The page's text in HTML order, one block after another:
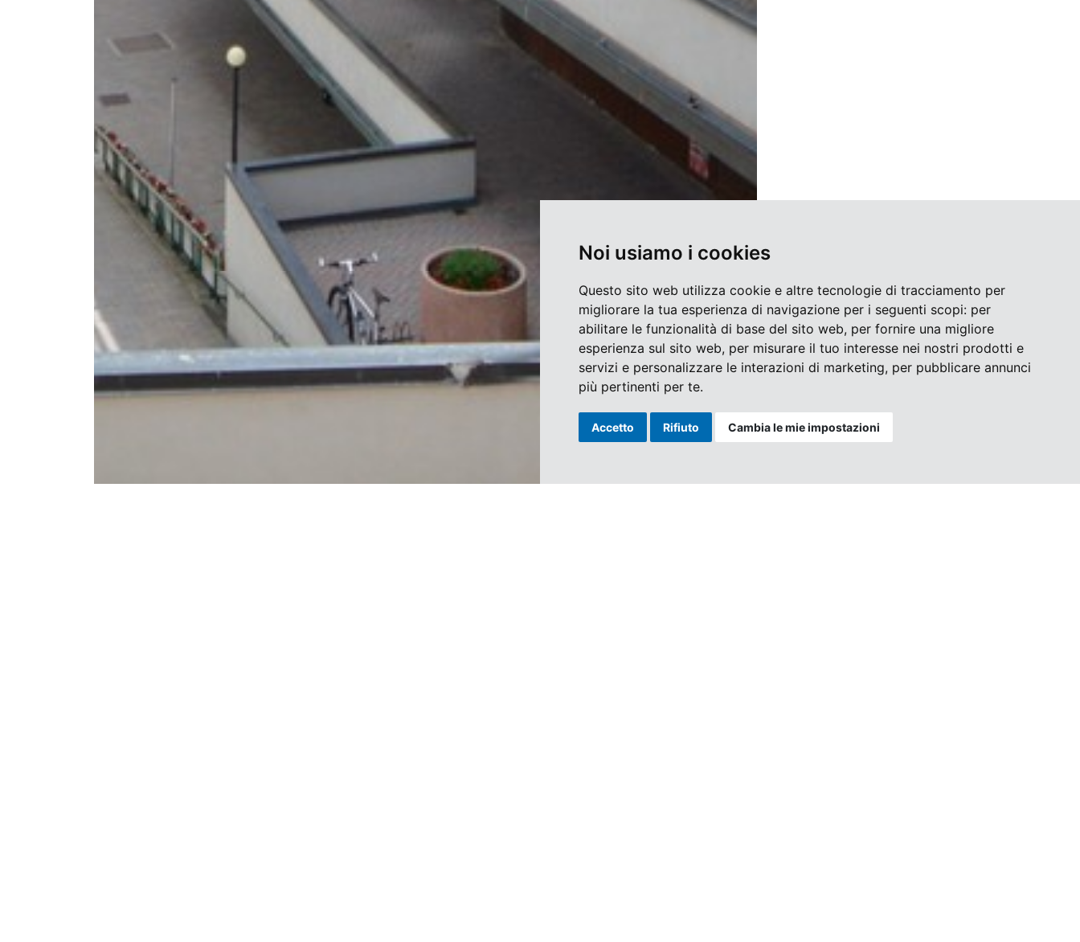
Noi usiamo i cookies
Questo sito web utilizza cookie e altre tecnologie di tracciamento per
migliorare la tua esperienza di navigazione per i seguenti scopi: per
abilitare le funzionalità di base del sito web, per fornire una migliore
esperienza sul sito web, per misurare il tuo interesse nei nostri prodotti e
servizi e personalizzare le interazioni di marketing, per pubblicare annunci
più pertinenti per te.
Accetto Rifiuto Cambia le mie impostazioni